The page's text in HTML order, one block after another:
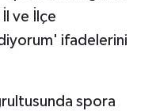
ve İlçe
ifadelerini
spora